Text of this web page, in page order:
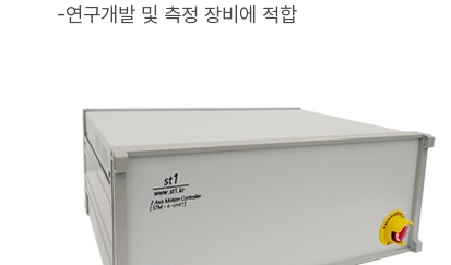
-연구개발 및 측정 장비에 적합